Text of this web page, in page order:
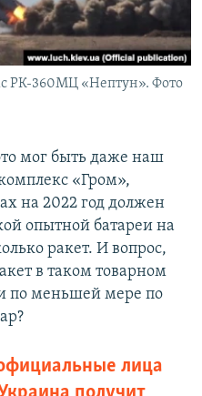
РК-360МЦ «Нептун». Фото
мог быть даже наш
«Гром»,
на 2022 год должен
опытной батареи на
ракет. И вопрос,
в таком товарном
по меньшей мере по
лица